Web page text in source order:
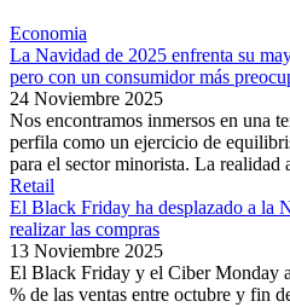
Economia
La Navidad de 2025 enfrenta su
pero con un consumidor más
24 Noviembre 2025
Nos encontramos inmersos en una
perfila como un ejercicio de
para el sector minorista. La realidad
Retail
El Black Friday ha desplazado a la
realizar las compras
13 Noviembre 2025
El Black Friday y el Ciber Monday
% de las ventas entre octubre y fin